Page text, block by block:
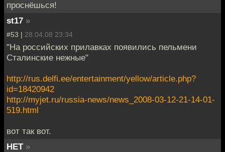
проснёшься!
st17 »
#53 | 28.04.08 23:34
"На российских прилавках появились пельмени
Сталинские нежные"
http://rus.delfi.ee/entertainment/yellow/article.php?
id=18420942
http://myjet.ru/russia-news/news_2008-03-12-21-14-01-
519.html
вот так вот.
НЕТ »